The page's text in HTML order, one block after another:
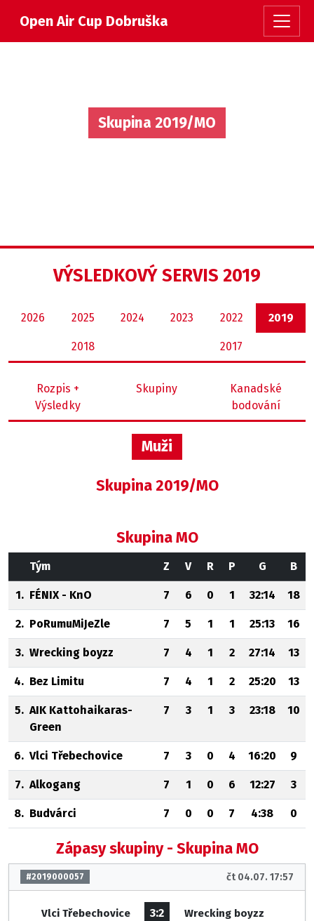
Open Air Cup Dobruška
Skupina 2019/MO
VÝSLEDKOVÝ SERVIS 2019
2026 2025 2024 2023 2022 2019
2018 2017
Rozpis +
Výsledky
Skupiny
Kanadské
bodování
Muži
Skupina 2019/MO
Skupina MO
Tým Z V R P G B
1. FÉNIX - KnO 7 6 0 1 32:14 18
2. PoRumuMiJeZle 7 5 1 1 25:13 16
3. Wrecking boyzz 7 4 1 2 27:14 13
4. Bez Limitu 7 4 1 2 25:20 13
5. AIK Kattohaikaras-
Green
7 3 1 3 23:18 10
6. Vlci Třebechovice 7 3 0 4 16:20 9
7. Alkogang 7 1 0 6 12:27 3
8. Budvárci 7 0 0 7 4:38 0
Zápasy skupiny - Skupina MO
#2019000057 čt 04.07. 17:57
Vlci Třebechovice 3:2 Wrecking boyzz